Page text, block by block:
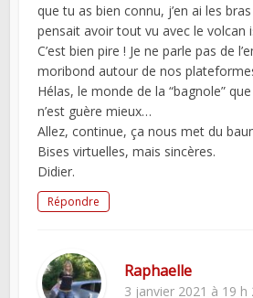
que tu as bien connu, j’en ai les
pensait avoir tout vu avec le volcan
C’est bien pire ! Je ne parle pas de
moribond autour de nos
Hélas, le monde de la “bagnole”
n’est guère mieux…
Allez, continue, ça nous met du
Bises virtuelles, mais sincères.
Didier.
Répondre
Raphaelle
3 janvier 2021 à 19 h